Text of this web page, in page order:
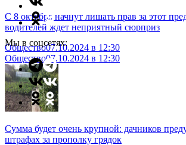
Мы в соцсетях:
С 8 октября начнут лишать прав за этот
водителей ждет неприятный сюрприз
Общество07.10.2024 в 12:30
Общество07.10.2024 в 12:30
Сумма будет очень крупной: дачников
штрафах за прополку грядок